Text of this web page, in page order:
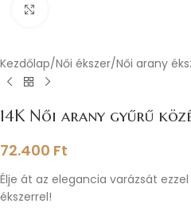
Kezdőlap Női ékszer Női arany
14K Női arany gyűrű
72.400 Ft
Élje át az elegancia varázsát
ékszerrel!